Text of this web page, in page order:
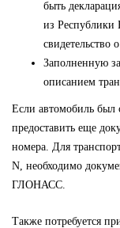
быть
из Республики
свидетельство
Заполненную
описанием
Если автомобиль был
предоставить еще
номера. Для
N, необходимо
ГЛОНАСС.
Также потребуется